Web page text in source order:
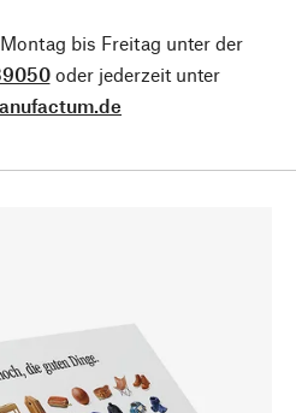
bis Freitag unter der
oder jederzeit unter